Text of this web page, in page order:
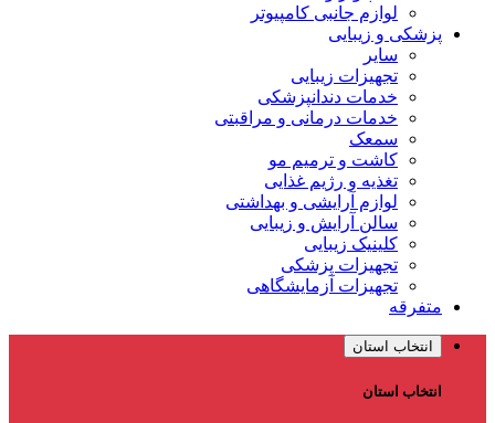
لوازم جانبی کامپیوتر
پزشکی و زیبایی
سایر
تجهیزات زیبایی
خدمات دندانپزشکی
خدمات درمانی و مراقبتی
سمعک
کاشت و ترمیم مو
تغذیه و رژیم غذایی
لوازم آرایشی و بهداشتی
سالن آرایش و زیبایی
کلینیک زیبایی
تجهیزات پزشکی
تجهیزات آزمایشگاهی
متفرقه
انتخاب استان
انتخاب استان